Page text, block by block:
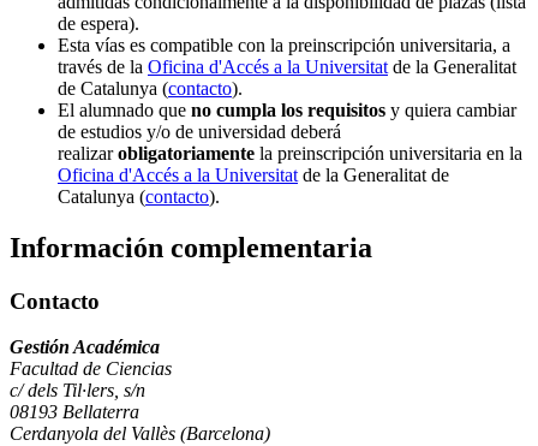
de espera).
Esta vías es compatible con la preinscripción universitaria, a
través de la Oficina d'Accés a la Universitat de la Generalitat
de Catalunya (contacto).
El alumnado que no cumpla los requisitos y quiera cambiar
de estudios y/o de universidad deberá
realizarobligatoriamente la preinscripción universitaria en la
Oficina d'Accés a la Universitat de la Generalitat de
Catalunya (contacto).
Información complementaria
Contacto
Gestión Académica
Facultad de Ciencias
c/ dels Til·lers, s/n
08193 Bellaterra
Cerdanyola del Vallès (Barcelona)